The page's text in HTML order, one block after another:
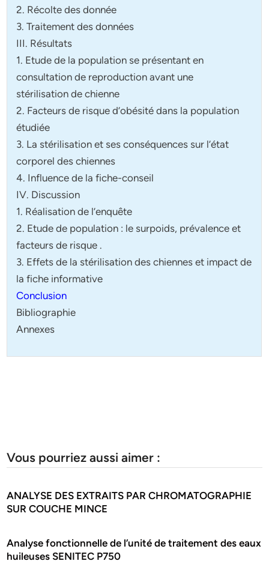
2. Récolte des donnée
3. Traitement des données
III. Résultats
1. Etude de la population se présentant en
consultation de reproduction avant une
stérilisation de chienne
2. Facteurs de risque d’obésité dans la population
étudiée
3. La stérilisation et ses conséquences sur l’état
corporel des chiennes
4. Influence de la fiche-conseil
IV. Discussion
1. Réalisation de l’enquête
2. Etude de population : le surpoids, prévalence et
facteurs de risque .
3. Effets de la stérilisation des chiennes et impact de
la fiche informative
Conclusion
Bibliographie
Annexes
Vous pourriez aussi aimer :
ANALYSE DES EXTRAITS PAR CHROMATOGRAPHIE
SUR COUCHE MINCE
Analyse fonctionnelle de l’unité de traitement des eaux
huileuses SENITEC P750